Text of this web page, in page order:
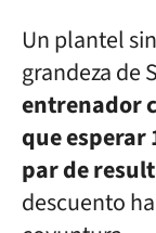
Un plantel
grandeza de
entrenador
que esperar
par de
descuento